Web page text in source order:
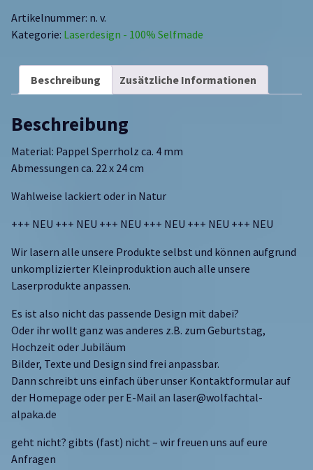
Artikelnummer: n. v.
Kategorie: Laserdesign - 100% Selfmade
Beschreibung Zusätzliche Informationen
Beschreibung
Material: Pappel Sperrholz ca. 4 mm
Abmessungen ca. 22 x 24 cm
Wahlweise lackiert oder in Natur
+++ NEU +++ NEU +++ NEU +++ NEU +++ NEU +++ NEU
Wir lasern alle unsere Produkte selbst und können aufgrund
unkomplizierter Kleinproduktion auch alle unsere
Laserprodukte anpassen.
Es ist also nicht das passende Design mit dabei?
Oder ihr wollt ganz was anderes z.B. zum Geburtstag,
Hochzeit oder Jubiläum
Bilder, Texte und Design sind frei anpassbar.
Dann schreibt uns einfach über unser Kontaktformular auf
der Homepage oder per E-Mail an laser@wolfachtal-
alpaka.de
geht nicht? gibts (fast) nicht – wir freuen uns auf eure
Anfragen